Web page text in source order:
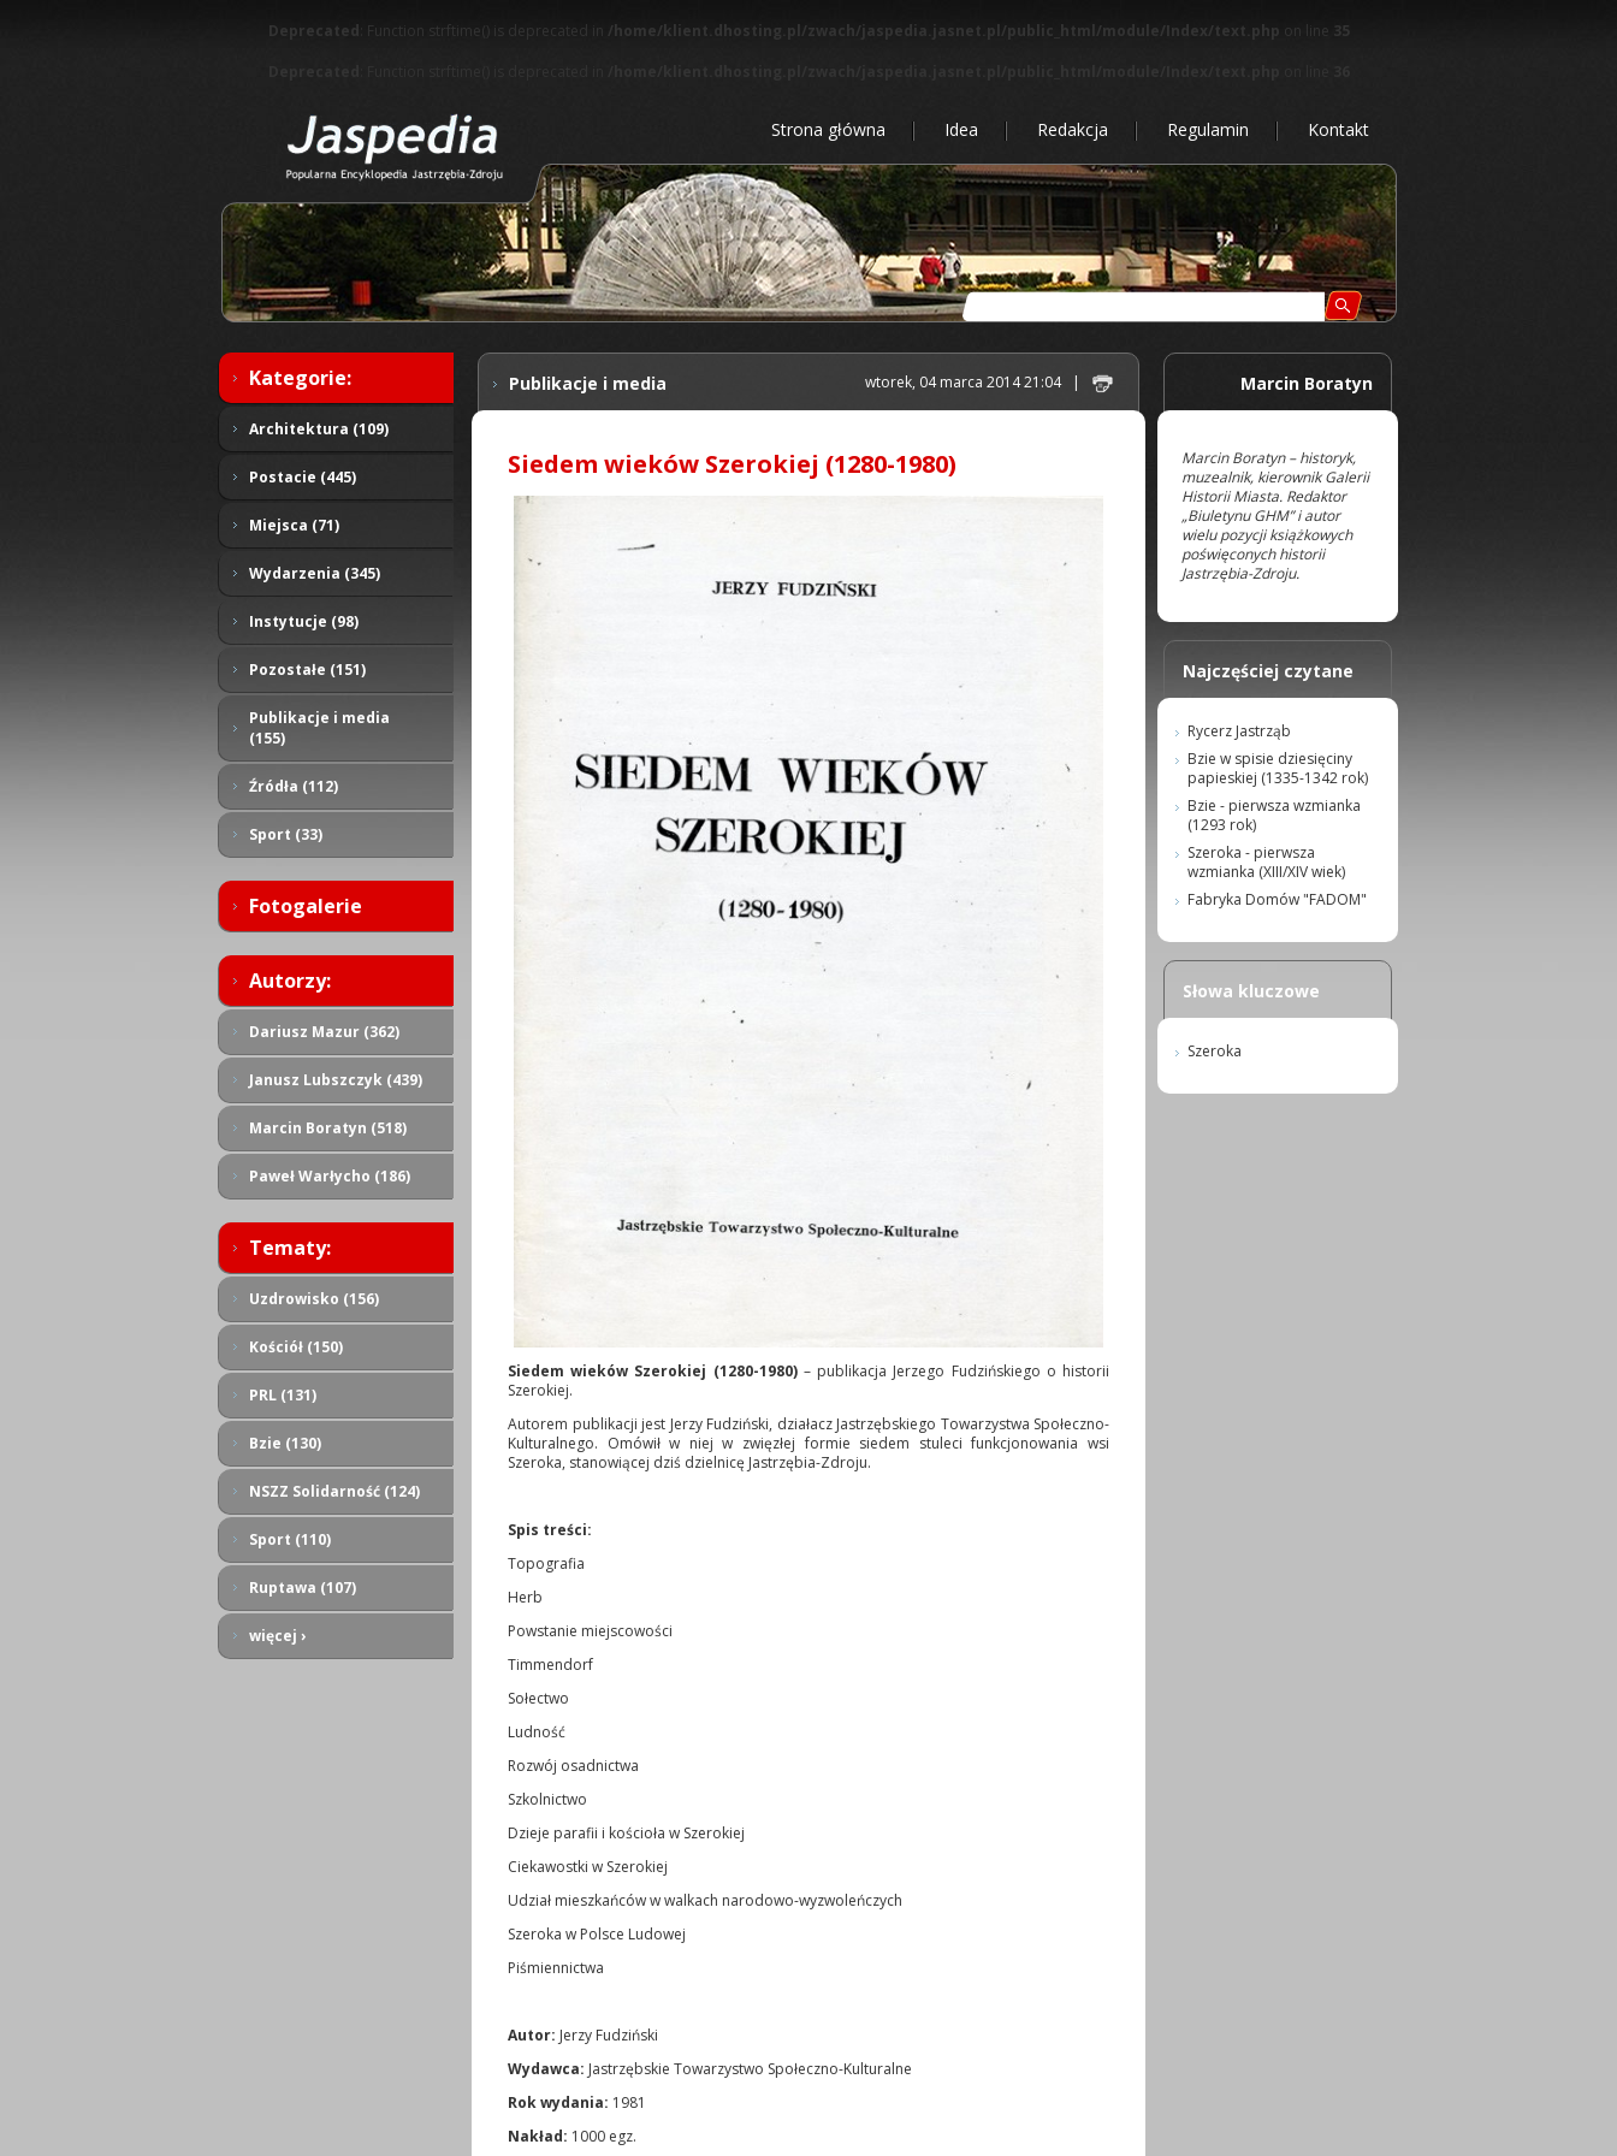
Deprecated : Function strftime() is deprecated in /home/klient.dhosting.pl/zwach/jaspedia.jasnet.pl/public_html/module/Index/text.php on line 35
Strona główna Idea Redakcja Regulamin Kontakt
Kategorie:
Architektura (109)
Postacie (445)
Miejsca (71)
Wydarzenia (345)
Instytucje (98)
Pozostałe (151)
Publikacje i media
(155)
Źródła (112)
Sport (33)
Fotogalerie
Autorzy:
Dariusz Mazur (362)
Janusz Lubszczyk (439)
Marcin Boratyn (518)
Paweł Warłycho (186)
Tematy:
Uzdrowisko (156)
Kościół (150)
PRL (131)
Bzie (130)
NSZZ Solidarność (124)
Sport (110)
Ruptawa (107)
więcej ›
Publikacje i media wtorek, 04 marca 2014 21:04 |
Siedem wieków Szerokiej (1280-1980)
Siedem wieków Szerokiej (1280-1980)– publikacja Jerzego Fudzińskiego o historii
Szerokiej.
Autorem publikacji jest Jerzy Fudziński, działacz Jastrzębskiego Towarzystwa Społeczno-
Kulturalnego. Omówił w niej w zwięzłej formie siedem stuleci funkcjonowania wsi
Szeroka, stanowiącej dziś dzielnicę Jastrzębia-Zdroju.
Spis treści:
Topografia
Herb
Powstanie miejscowości
Timmendorf
Sołectwo
Ludność
Rozwój osadnictwa
Szkolnictwo
Dzieje parafii i kościoła w Szerokiej
Ciekawostki w Szerokiej
Udział mieszkańców w walkach narodowo-wyzwoleńczych
Szeroka w Polsce Ludowej
Piśmiennictwa
Autor: Jerzy Fudziński
Wydawca: Jastrzębskie Towarzystwo Społeczno-Kulturalne
Rokwydania: 1981
Nakład: 1000 egz.
Marcin Boratyn
Marcin Boratyn – historyk,
muzealnik, kierownik Galerii
Historii Miasta. Redaktor
„Biuletynu GHM” i autor
wielu pozycji książkowych
poświęconych historii
Jastrzębia-Zdroju.
Najczęściej czytane
Rycerz Jastrząb
Bzie w spisie dziesięciny
papieskiej (1335-1342 rok)
Bzie - pierwsza wzmianka
(1293 rok)
Szeroka - pierwsza
wzmianka (XIII/XIV wiek)
Fabryka Domów "FADOM"
Słowa kluczowe
Szeroka